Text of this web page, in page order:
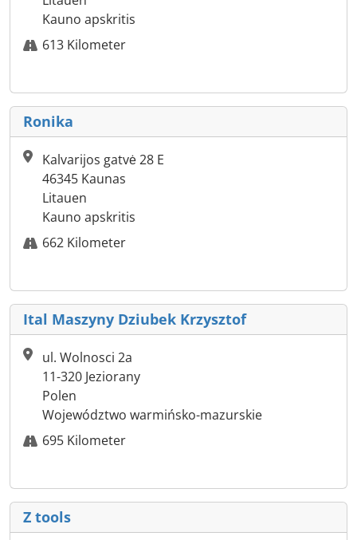
Kauno apskritis
613 Kilometer
Ronika
Kalvarijos gatvė 28 E
46345 Kaunas
Litauen
Kauno apskritis
662 Kilometer
Ital Maszyny Dziubek Krzysztof
ul. Wolnosci 2a
11-320 Jeziorany
Polen
Województwo warmińsko-mazurskie
695 Kilometer
Z tools